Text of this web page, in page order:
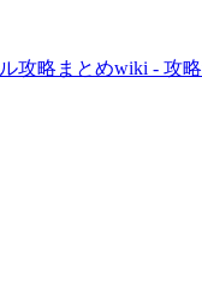
攻略まとめwiki - 攻